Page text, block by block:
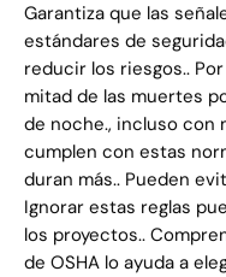
Garantiza que las
estándares de
reducir los riesgos..
mitad de las muertes
de noche., incluso con
cumplen con estas
duran más.. Pueden
Ignorar estas reglas
los proyectos..
de OSHA lo ayuda a